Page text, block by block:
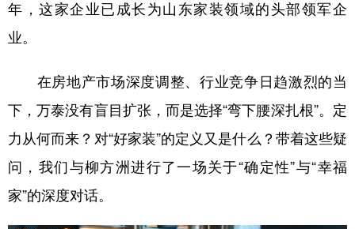
English Español Français عربى
年，这家企业已成长为山东家装领域的头部领军企
业。
在房地产市场深度调整、行业竞争日趋激烈的当
下，万泰没有盲目扩张，而是选择“弯下腰深扎根”。定
力从何而来？对“好家装”的定义又是什么？带着这些疑
问，我们与柳方洲进行了一场关于“确定性”与“幸福
家”的深度对话。